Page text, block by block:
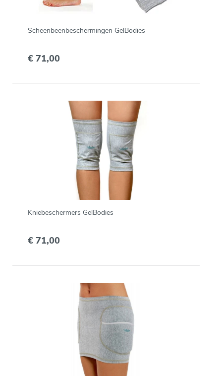
Scheenbeenbeschermingen GelBodies
€ 71,00
Kniebeschermers GelBodies
€ 71,00